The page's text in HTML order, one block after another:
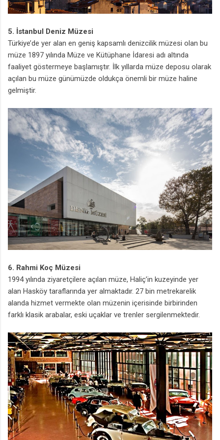
5. İstanbul Deniz Müzesi
Türkiye’de yer alan en geniş kapsamlı denizcilik müzesi olan bu
müze 1897 yılında Müze ve Kütüphane İdaresi adı altında
faaliyet göstermeye başlamıştır. İlk yıllarda müze deposu olarak
açılan bu müze günümüzde oldukça önemli bir müze haline
gelmiştir.
6. Rahmi Koç Müzesi
1994 yılında ziyaretçilere açılan müze, Haliç’in kuzeyinde yer
alan Hasköy taraflarında yer almaktadır. 27 bin metrekarelik
alanda hizmet vermekte olan müzenin içerisinde birbirinden
farklı klasik arabalar, eski uçaklar ve trenler sergilenmektedir.